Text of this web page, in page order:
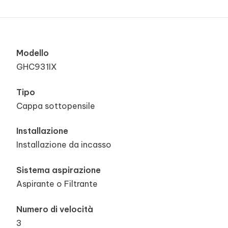
Modello
GHC931IX
Tipo
Cappa sottopensile
Installazione
Installazione da incasso
Sistema aspirazione
Aspirante o Filtrante
Numero di velocità
3